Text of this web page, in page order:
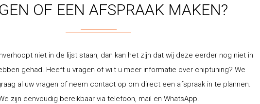
OF EEN AFSPRAAK MAKEN?
niet in de lijst staan, dan kan het zijn dat wij deze eerder nog niet in
gehad. Heeft u vragen of wilt u meer informatie over chiptuning? We
al uw vragen of neem contact op om direct een afspraak in te plannen.
zijn eenvoudig bereikbaar via telefoon, mail en WhatsApp.